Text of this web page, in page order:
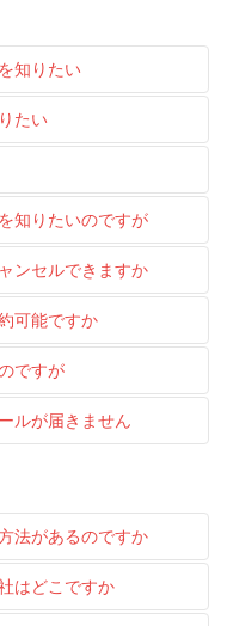
知りたい
たい
知りたいのですが
ンセルできますか
可能ですか
ですが
ルが届きません
法があるのですか
はどこですか